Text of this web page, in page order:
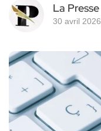
La Presse
30 avril 2026